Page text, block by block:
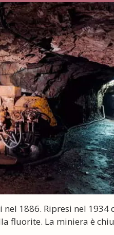
1886. Ripresi nel
fluorite. La miniera è